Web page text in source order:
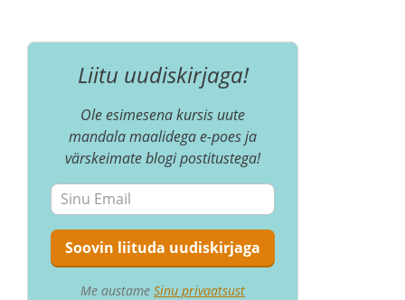
Liitu uudiskirjaga!
Ole esimesena kursis uute
mandala maalidega e-poes ja
värskeimate blogi postitustega!
Me austame Sinu privaatsust